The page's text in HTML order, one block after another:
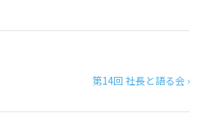
第14回 社長と語る会 ›